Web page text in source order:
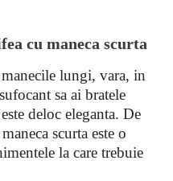
cu maneca scurta
lungi, vara, in
sa ai bratele
deloc eleganta. De
scurta este o
la care trebuie